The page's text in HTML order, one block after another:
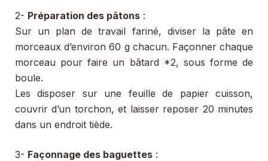
2- Préparation des pâtons :
Sur un plan de travail fariné, diviser la pâte en
morceaux d’environ 60 g chacun. Façonner chaque
morceau pour faire un bâtard *2, sous forme de
boule.
Les disposer sur une feuille de papier cuisson,
couvrir d’un torchon, et laisser reposer 20 minutes
dans un endroit tiède.
3- Façonnage des baguettes :